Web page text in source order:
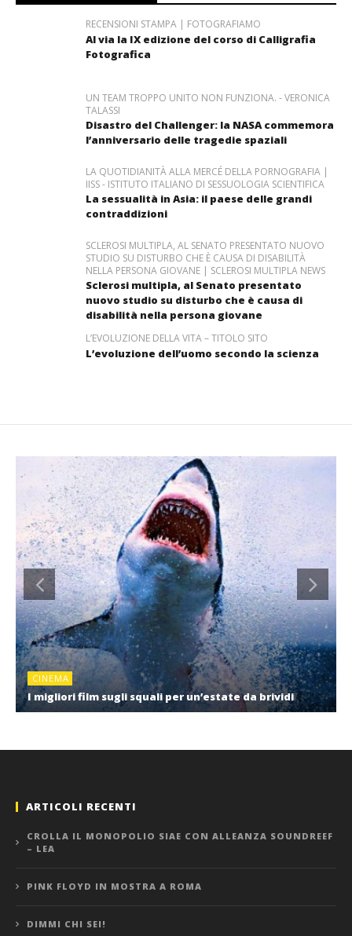
RECENSIONI STAMPA | FOTOGRAFIAMO
Al via la IX edizione del corso di Calligrafia
Fotografica
UN TEAM TROPPO UNITO NON FUNZIONA. - VERONICA
TALASSI
Disastro del Challenger: la NASA commemora
l’anniversario delle tragedie spaziali
LA QUOTIDIANITÀ ALLA MERCÉ DELLA PORNOGRAFIA |
IISS - ISTITUTO ITALIANO DI SESSUOLOGIA SCIENTIFICA
La sessualità in Asia: il paese delle grandi
contraddizioni
SCLEROSI MULTIPLA, AL SENATO PRESENTATO NUOVO
STUDIO SU DISTURBO CHE È CAUSA DI DISABILITÀ
NELLA PERSONA GIOVANE | SCLEROSI MULTIPLA NEWS
Sclerosi multipla, al Senato presentato
nuovo studio su disturbo che è causa di
disabilità nella persona giovane
L’EVOLUZIONE DELLA VITA – TITOLO SITO
L’evoluzione dell’uomo secondo la scienza
CINEMA
I migliori film sugli squali per un’estate da brividi
ARTICOLI RECENTI
CROLLA IL MONOPOLIO SIAE CON ALLEANZA SOUNDREEF
– LEA
PINK FLOYD IN MOSTRA A ROMA
DIMMI CHI SEI!